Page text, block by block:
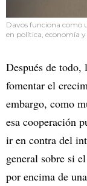
Davos funciona como
en política, economía y
Después de
fomentar el
embargo, como
esa cooperación
ir en contra del
general sobre si
por encima de